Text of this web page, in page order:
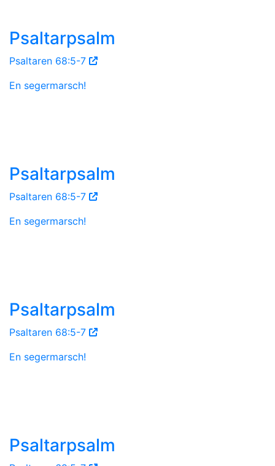
Psaltarpsalm
Psaltaren 68:5-7
En segermarsch!
Psaltarpsalm
Psaltaren 68:5-7
En segermarsch!
Psaltarpsalm
Psaltaren 68:5-7
En segermarsch!
Psaltarpsalm